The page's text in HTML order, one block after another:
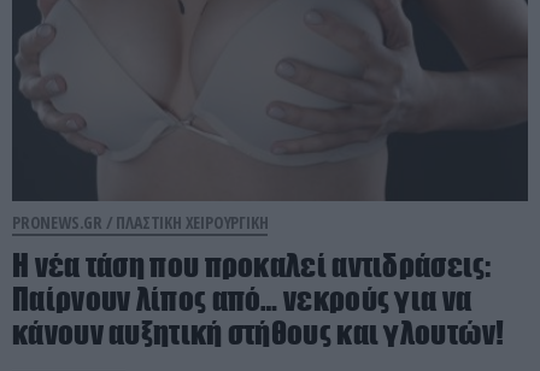
PRONEWS.GR / ΠΛΑΣΤΙΚΗ ΧΕΙΡΟΥΡΓΙΚΗ
Η νέα τάση που προκαλεί αντιδράσεις:
Παίρνουν λίπος από… νεκρούς για να
κάνουν αυξητική στήθους και γλουτών!